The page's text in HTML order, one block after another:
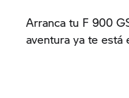
Arranca tu F 900
aventura ya te está